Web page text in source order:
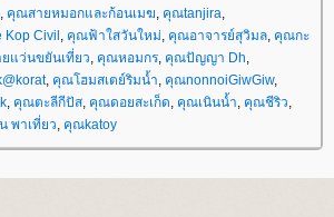
, คุณสายหมอกและก้อนเมฆ, คุณtanjira,
Civil , คุณฟ้าใสวันใหม่, คุณอาจารย์สุวิมล, คุณกะ
แว่นขยันเที่ยว, คุณหอมกร, คุณปัญญา Dh,
, คุณโฮมสเตย์ริมน้ำ, คุณnonnoiGiwGiw,
, คุณตะลีกีปัส, คุณดอยสะเก็ด, คุณเนินน้ำ, คุณชีริว,
พาเที่ยว, คุณkatoy